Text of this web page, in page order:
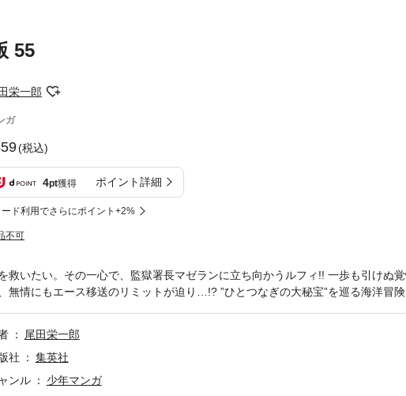
55
栄一郎
ガ
(税込)
4pt獲得 ポイント詳細
ド利用でさらにポイント+2%
不可
救いたい。その一心で、監獄署長マゼランに立ち向かうルフィ!! 一歩も引けぬ
無情にもエース移送のリミットが迫り…!? ”ひとつなぎの大秘宝”を巡る海洋冒
尾田栄一郎
社
集英社
ンル
少年マンガ